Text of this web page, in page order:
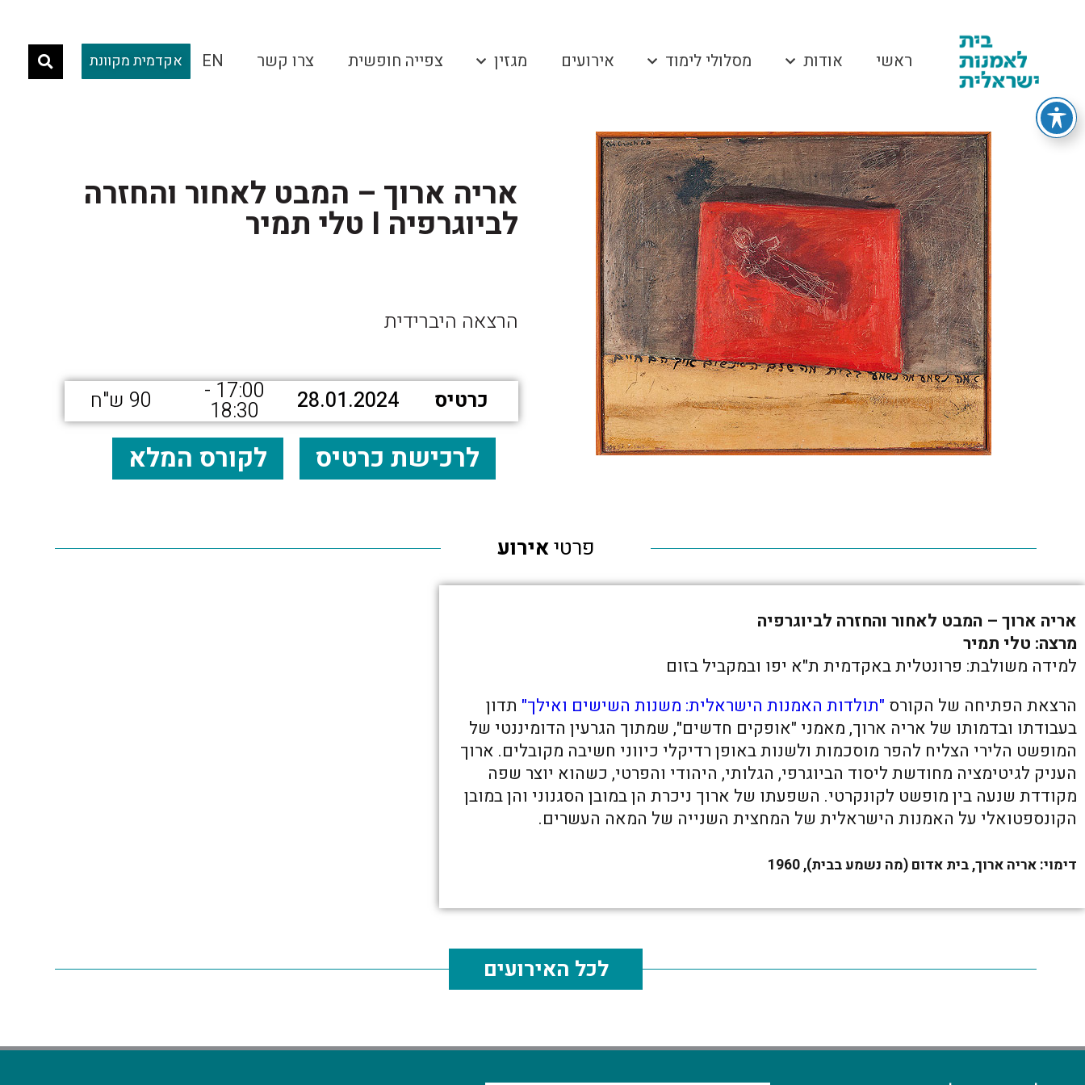
ראשי אודות מסלולי לימוד אירועים מגזין צפייה חופשית צרו קשר EN אקדמית מקוונת
אריה ארוך – המבט לאחור והחזרה
לביוגרפיה I טלי תמיר
הרצאה היברידית
כרטיס 28.01.2024
17:00 -
18:30 90 ש"ח
לרכישת כרטיס לקורס המלא
פרטיאירוע
אריה ארוך – המבט לאחור והחזרה לביוגרפיה
מרצה: טלי תמיר
למידה משולבת: פרונטלית באקדמית ת"א יפו ובמקביל בזום
הרצאת הפתיחה של הקורס "תולדות האמנות הישראלית: משנות השישים ואילך" תדון
בעבודתו ובדמותו של אריה ארוך, מאמני "אופקים חדשים", שמתוך הגרעין הדומיננטי של
המופשט הלירי הצליח להפר מוסכמות ולשנות באופן רדיקלי כיווני חשיבה מקובלים. ארוך
העניק לגיטימציה מחודשת ליסוד הביוגרפי, הגלותי, היהודי והפרטי, כשהוא יוצר שפה
מקודדת שנעה בין מופשט לקונקרטי. השפעתו של ארוך ניכרת הן במובן הסגנוני והן במובן
הקונספטואלי על האמנות הישראלית של המחצית השנייה של המאה העשרים.
דימוי: אריה ארוך, בית אדום (מה נשמע בבית), 1960
לכל האירועים